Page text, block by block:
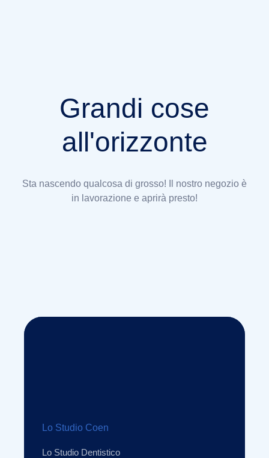
Grandi cose
all'orizzonte
Sta nascendo qualcosa di grosso! Il nostro negozio è
in lavorazione e aprirà presto!
Lo Studio Coen
Lo Studio Dentistico